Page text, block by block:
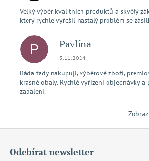
Velký výběr kvalitních produktů a skvělý
který rychle vyřešil nastalý problém se
P Pavlína
Hodnocení obchodu je 5 z 5
5.11.2024
Ráda tady nakupuji, výběrové zboží,
krásné obaly. Rychlé vyřízení objednávky a
zabalení.
Odebírat newsletter